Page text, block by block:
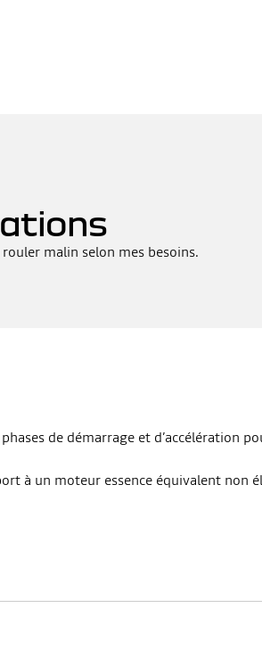
malin selon mes besoins.
de démarrage et d’accélération
à un moteur essence équivalent non